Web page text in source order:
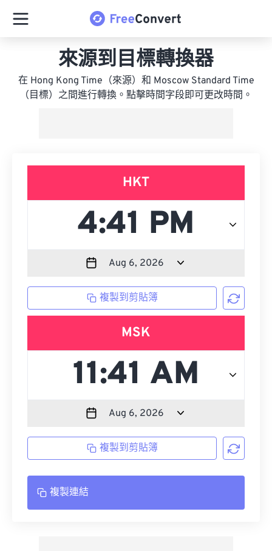
來源到目標轉換器
在 Hong Kong Time（來源）和 Moscow Standard Time
（目標）之間進行轉換。點擊時間字段即可更改時間。
HKT
複製到剪貼簿
MSK
複製到剪貼簿
複製連結